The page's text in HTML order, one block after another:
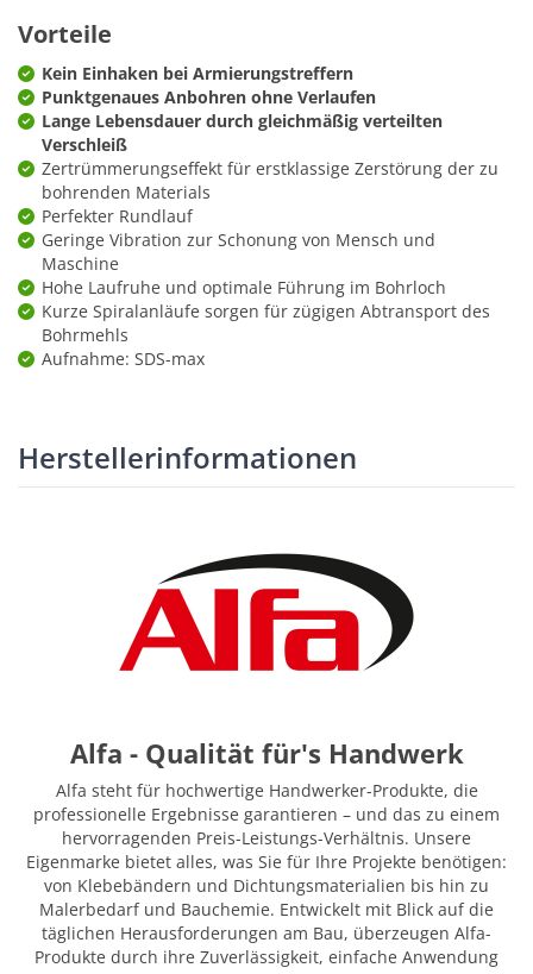
Vorteile
Kein Einhaken bei Armierungstreffern
Punktgenaues Anbohren ohne Verlaufen
Lange Lebensdauer durch gleichmäßig verteilten
Verschleiß
Zertrümmerungseffekt für erstklassige Zerstörung der zu
bohrenden Materials
Perfekter Rundlauf
Geringe Vibration zur Schonung von Mensch und
Maschine
Hohe Laufruhe und optimale Führung im Bohrloch
Kurze Spiralanläufe sorgen für zügigen Abtransport des
Bohrmehls
Aufnahme: SDS-max
Herstellerinformationen
Alfa - Qualität für's Handwerk
Alfa steht für hochwertige Handwerker-Produkte, die
professionelle Ergebnisse garantieren – und das zu einem
hervorragenden Preis-Leistungs-Verhältnis. Unsere
Eigenmarke bietet alles, was Sie für Ihre Projekte benötigen:
von Klebebändern und Dichtungsmaterialien bis hin zu
Malerbedarf und Bauchemie. Entwickelt mit Blick auf die
täglichen Herausforderungen am Bau, überzeugen Alfa-
Produkte durch ihre Zuverlässigkeit, einfache Anwendung